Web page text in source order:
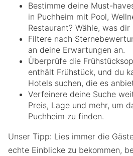
Bestimme deine Must-
in Puchheim mit Pool,
Restaurant? Wähle, was
Filtere nach
an deine Erwartungen an.
Überprüfe die
enthält Frühstück, und du
Hotels suchen, die es
Verfeinere deine Suche
Preis, Lage und mehr, um
Puchheim zu finden.
Unser Tipp: Lies immer die
echte Einblicke zu bekommen,